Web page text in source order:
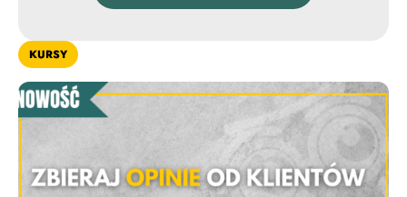
KURSY